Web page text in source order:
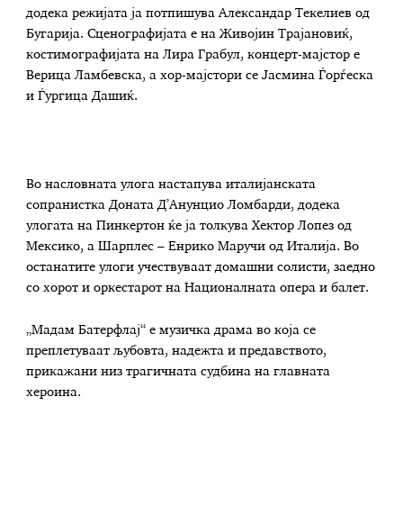
додека режијата ја потпишува Александар Текелиев од
Бугарија. Сценографијата е на Живојин Трајановиќ,
костимографијата на Лира Грабул, концерт-мајстор е
Верица Ламбевска, а хор-мајстори се Јасмина Ѓорѓеска
и Ѓургица Дашиќ.
Во насловната улога настапува италијанската
сопранистка Доната Д’Анунцио Ломбарди, додека
улогата на Пинкертон ќе ја толкува Хектор Лопез од
Мексико, а Шарплес – Енрико Маручи од Италија. Во
останатите улоги учествуваат домашни солисти, заедно
со хорот и оркестарот на Националната опера и балет.
„Мадам Батерфлај“ е музичка драма во која се
преплетуваат љубовта, надежта и предавството,
прикажани низ трагичната судбина на главната
хероина.